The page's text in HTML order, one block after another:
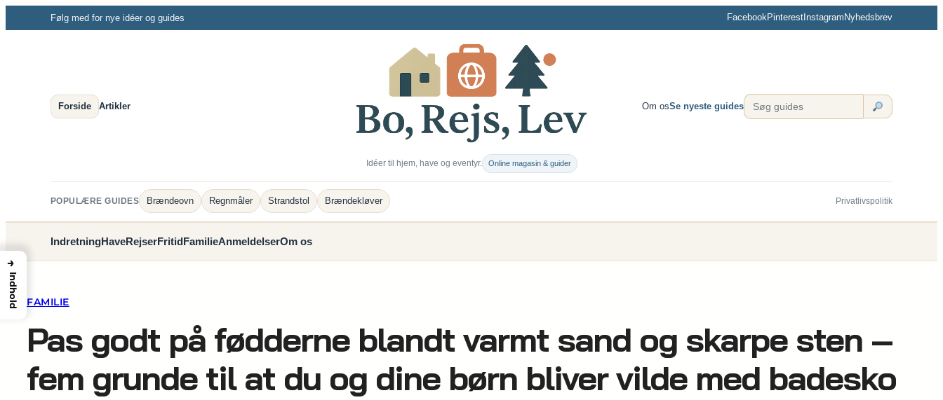
til
Følg med for nye idéer og guides FacebookPinterest Instagram Nyhedsbrev
Forside Artikler
Idéer til hjem, have og eventyr. Online magasin & guider
Om osSe nyeste guides
POPULÆRE GUIDES Brændeovn Regnmåler Strandstol Brændekløver Privatlivspolitik
IndretningHaveRejserFritidFamilieAnmeldelserOm os
FAMILIE
Pas godt på fødderne blandt varmt sand og skarpe sten –
fem grunde til at du og dine børn bliver vilde med badesko
→
Indhold